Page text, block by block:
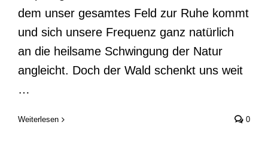
dem unser gesamtes Feld zur Ruhe kommt
und sich unsere Frequenz ganz natürlich
an die heilsame Schwingung der Natur
angleicht. Doch der Wald schenkt uns weit
…
Weiterlesen 0